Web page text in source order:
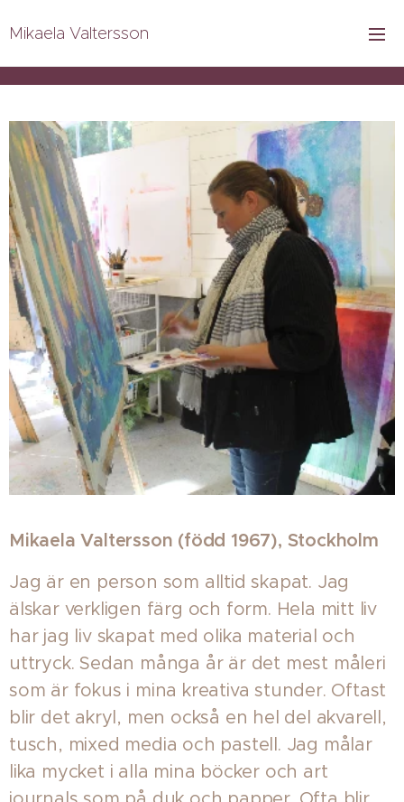
Mikaela Valtersson
Mikaela Valtersson (född 1967), Stockholm
Jag är en person som alltid skapat. Jag
älskar verkligen färg och form. Hela mitt liv
har jag liv skapat med olika material och
uttryck. Sedan många år är det mest måleri
som är fokus i mina kreativa stunder. Oftast
blir det akryl, men också en hel del akvarell,
tusch, mixed media och pastell. Jag målar
lika mycket i alla mina böcker och art